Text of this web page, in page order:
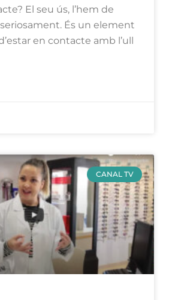
El seu ús, l’hem de
És un element
en contacte amb l’ull
CANAL TV